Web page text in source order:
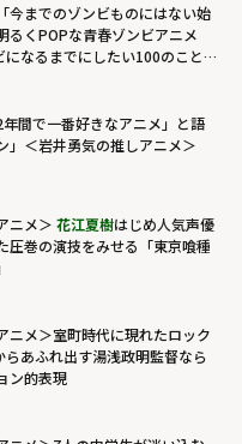
今までのゾンビものにはない始
るくPOPな青春ゾンビアニメ
になるまでにしたい100のこと
アニメ＞
間で一番好きなアニメ」と語
」＜岩井勇気の推しアニメ＞
ニメ＞ 花江夏樹はじめ人気声優
圧巻の演技をみせる「東京喰種
ニメ＞室町時代に現れたロック
らあふれ出す湯浅政明監督なら
ン的表現